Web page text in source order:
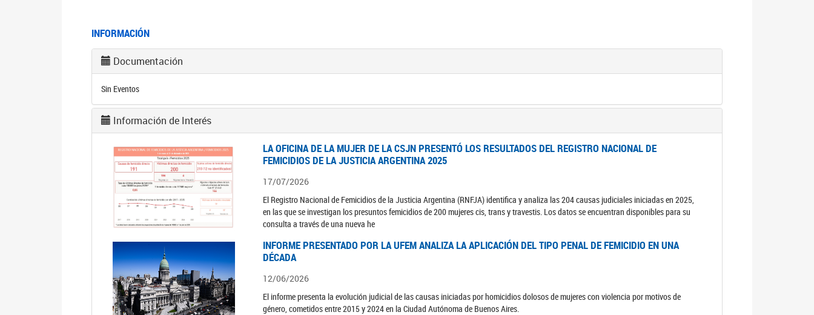
INFORMACIÓN
Documentación
Sin Eventos
Información de Interés
LA OFICINA DE LA MUJER DE LA CSJN PRESENTÓ LOS RESULTADOS DEL REGISTRO NACIONAL DE
FEMICIDIOS DE LA JUSTICIA ARGENTINA 2025
17/07/2026
El Registro Nacional de Femicidios de la Justicia Argentina (RNFJA) identifica y analiza las 204 causas judiciales iniciadas en 2025,
en las que se investigan los presuntos femicidios de 200 mujeres cis, trans y travestis. Los datos se encuentran disponibles para su
consulta a través de una nueva he
INFORME PRESENTADO POR LA UFEM ANALIZA LA APLICACIÓN DEL TIPO PENAL DE FEMICIDIO EN UNA
DÉCADA
12/06/2026
El informe presenta la evolución judicial de las causas iniciadas por homicidios dolosos de mujeres con violencia por motivos de
género, cometidos entre 2015 y 2024 en la Ciudad Autónoma de Buenos Aires.